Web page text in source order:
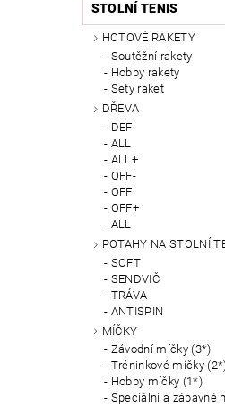
STOLNÍ TENIS
HOTOVÉ RAKETY
Soutěžní rakety
Hobby rakety
Sety raket
DŘEVA
DEF
ALL
ALL+
OFF-
OFF
OFF+
ALL-
POTAHY NA STOLNÍ
SOFT
SENDVIČ
TRÁVA
ANTISPIN
MÍČKY
Závodní míčky (3*)
Tréninkové míčky
Hobby míčky (1*)
Speciální a zábavné